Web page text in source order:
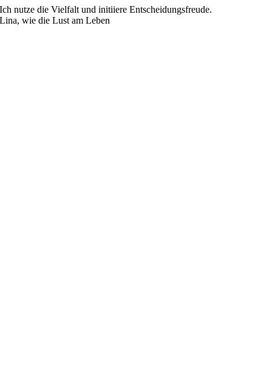
Ich nutze die Vielfalt und initiiere Entscheidungsfreude.
Lina, wie die Lust am Leben